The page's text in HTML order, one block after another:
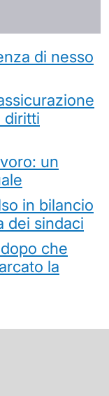
di nesso
diritti
un
in bilancio
dei sindaci
che
la